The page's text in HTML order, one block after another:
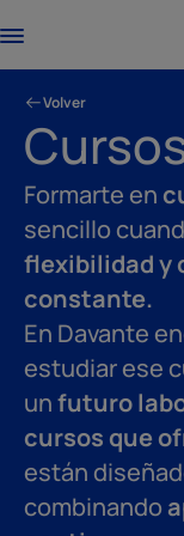
Volver
Formarte en
sencillo
flexibilidad y
constante.
En Davante
estudiar ese
unfuturo
cursos que
están
combinando